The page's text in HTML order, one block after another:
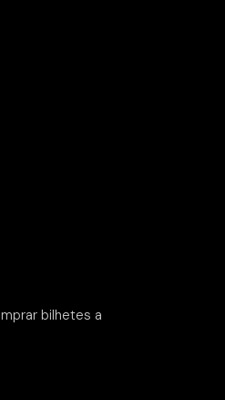
bilhetes a